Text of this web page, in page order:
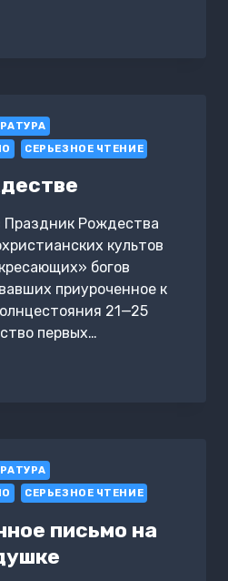
СЕРЬЕЗНОЕ ЧТЕНИЕ
Рождества
культов
богов
приуроченное к
21—25
первых…
СЕРЬЕЗНОЕ ЧТЕНИЕ
письмо на